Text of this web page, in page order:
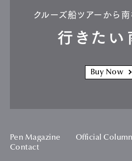
クルーズ船ツアーから
行きたい
Buy Now
Pen Magazine Official
Contact